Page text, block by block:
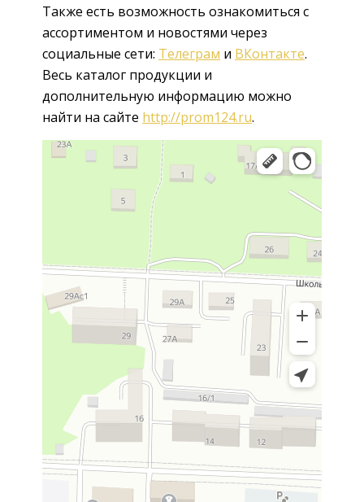
Также есть возможность ознакомиться с
ассортиментом и новостями через
социальные сети: Телеграм и ВКонтакте.
Весь каталог продукции и
дополнительную информацию можно
найти на сайте http://prom124.ru.